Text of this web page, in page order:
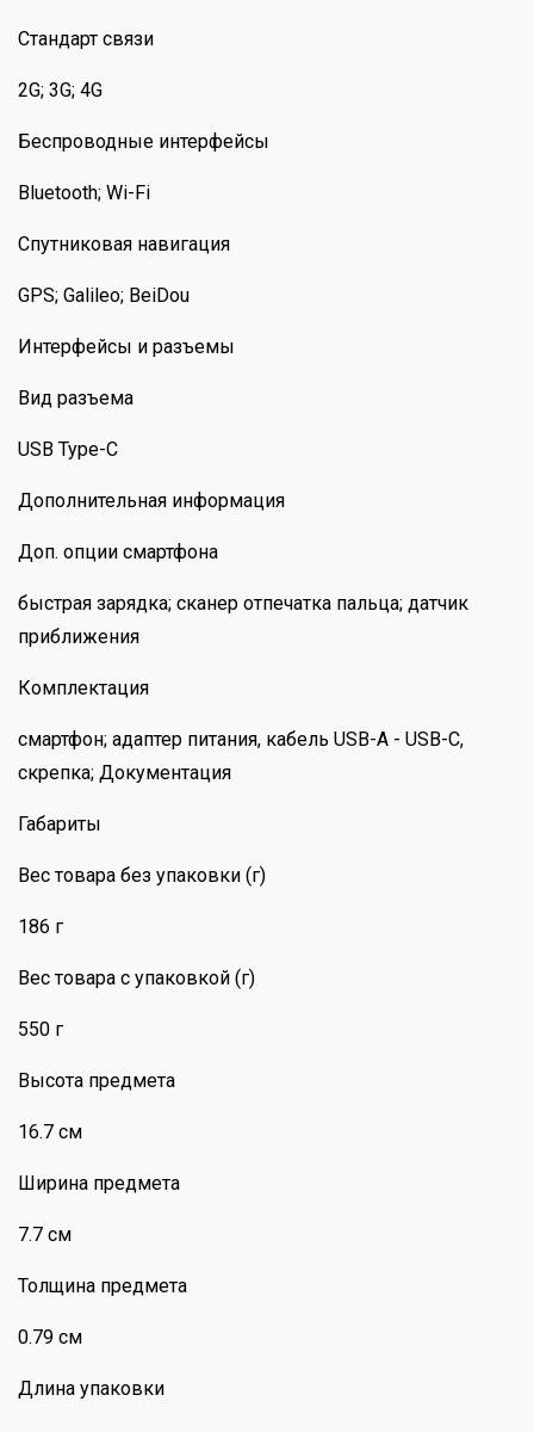
Стандарт связи
2G; 3G; 4G
Беспроводные интерфейсы
Bluetooth; Wi-Fi
Спутниковая навигация
GPS; Galileo; BeiDou
Интерфейсы и разъемы
Вид разъема
USB Type-C
Дополнительная информация
Доп. опции смартфона
быстрая зарядка; сканер отпечатка пальца; датчик
приближения
Комплектация
смартфон; адаптер питания, кабель USB-A - USB-C,
скрепка; Документация
Габариты
Вес товара без упаковки (г)
186 г
Вес товара с упаковкой (г)
550 г
Высота предмета
16.7 см
Ширина предмета
7.7 см
Толщина предмета
0.79 см
Длина упаковки